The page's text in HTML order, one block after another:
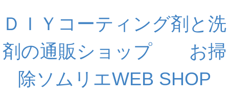
ＤＩＹコーティング剤と洗
剤の通販ショップ お掃
除ソムリエWEB SHOP